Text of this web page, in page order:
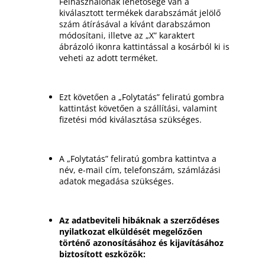
kiválasztott termékek darabszámát jelölő
szám átírásával a kívánt darabszámon
módosítani, illetve az „X” karaktert
ábrázoló ikonra kattintással a kosárból ki is
veheti az adott terméket.
Ezt követően a „Folytatás” feliratú gombra
kattintást követően a szállítási, valamint
fizetési mód kiválasztása szükséges.
A „Folytatás” feliratú gombra kattintva a
név, e-mail cím, telefonszám, számlázási
adatok megadása szükséges.
Az adatbeviteli hibáknak a szerződéses
nyilatkozat elküldését megelőzően
történő azonosításához és kijavításához
biztosított eszközök: